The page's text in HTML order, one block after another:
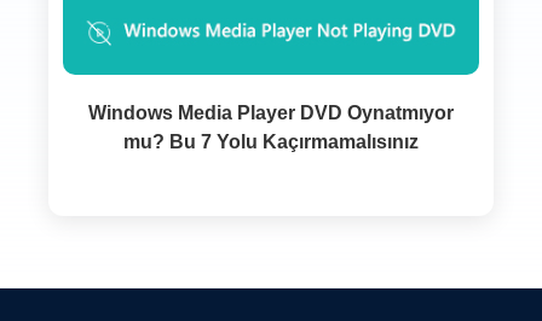
Windows Media Player DVD Oynatmıyor
mu? Bu 7 Yolu Kaçırmamalısınız